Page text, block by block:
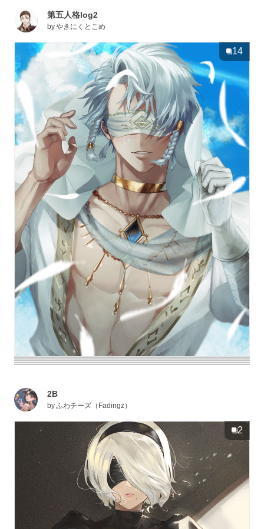
第五人格log2
byやきにくとこめ
14
2B
byふわチーズ（Fadingz）
2